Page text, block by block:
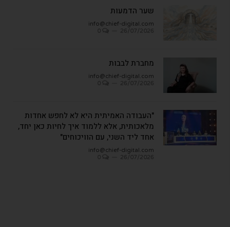
שער הדמעות
info@chief-digital.com
מחברת לבבות
info@chief-digital.com
"העבודה האמיתית היא לא לחפש אחדות
מלאכותית, אלא ללמוד איך לחיות כאן יחד,
אחד ליד השני, עם הוויכוחים"
info@chief-digital.com